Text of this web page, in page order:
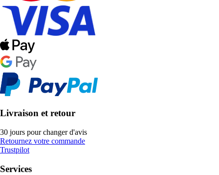
Livraison et retour
30 jours pour changer d'avis
Retournez votre commande
Trustpilot
Services